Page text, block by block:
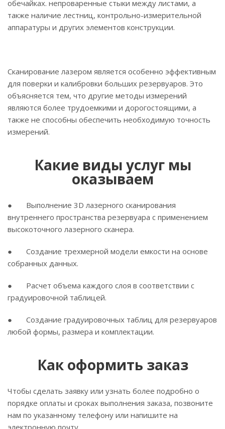
обечайках. непроваренные стыки между листами, а
также наличие лестниц, контрольно-измерительной
аппаратуры и других элементов конструкции.
Сканирование лазером является особенно эффективным
для поверки и калибровки больших резервуаров. Это
объясняется тем, что другие методы измерений
являются более трудоемкими и дорогостоящими, а
также не способны обеспечить необходимую точность
измерений.
Какие виды услуг мы
оказываем
● Выполнение 3D лазерного сканирования
внутреннего пространства резервуара с применением
высокоточного лазерного сканера.
● Создание трехмерной модели емкости на основе
собранных данных.
● Расчет объема каждого слоя в соответствии с
градуировочной таблицей.
● Создание градуировочных таблиц для резервуаров
любой формы, размера и комплектации.
Как оформить заказ
Чтобы сделать заявку или узнать более подробно о
порядке оплаты и сроках выполнения заказа, позвоните
нам по указанному телефону или напишите на